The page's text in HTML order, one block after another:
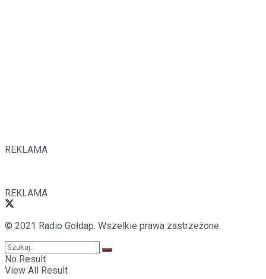
REKLAMA
REKLAMA
© 2021 Radio Gołdap. Wszelkie prawa zastrzeżone.
No Result
View All Result